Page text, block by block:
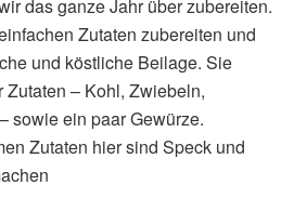
das ganze Jahr über zubereiten.
Zutaten zubereiten und
und köstliche Beilage. Sie
– Kohl, Zwiebeln,
sowie ein paar Gewürze.
Zutaten hier sind Speck und